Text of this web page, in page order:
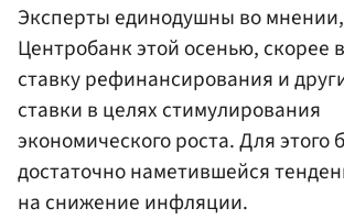
Эксперты единодушны во
Центробанк этой осенью, скорее
ставку рефинансирования и
ставки в целях стимулирования
экономического роста. Для этого
достаточно наметившейся
на снижение инфляции.